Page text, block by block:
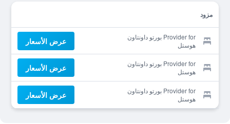
مزود
Provider for بورتو داونتاون
هوستل
عرض الأسعار
Provider for بورتو داونتاون
هوستل
عرض الأسعار
Provider for بورتو داونتاون
هوستل
عرض الأسعار